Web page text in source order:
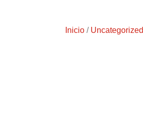
Inicio / Uncategorized